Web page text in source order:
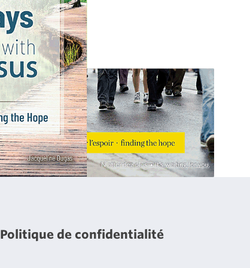
Politique de confidentialité